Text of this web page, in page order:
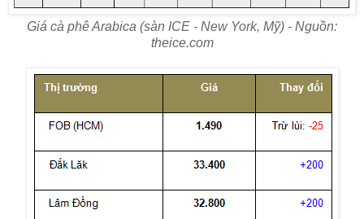
Giá cà phê Arabica (sàn ICE - New York, Mỹ) - Nguồn:
theice.com